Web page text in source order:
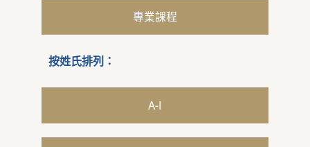
專業課程
按姓氏排列：
A-I